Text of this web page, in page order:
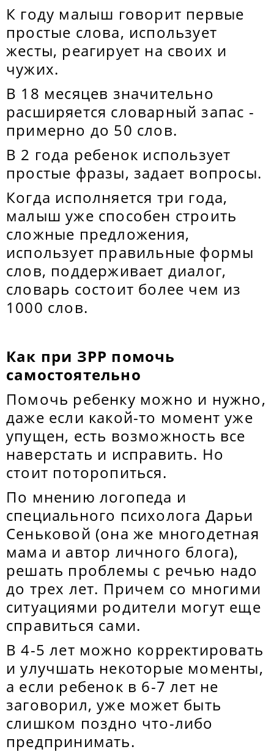
К году малыш говорит первые
простые слова, использует
жесты, реагирует на своих и
чужих.
В 18 месяцев значительно
расширяется словарный запас -
примерно до 50 слов.
В 2 года ребенок использует
простые фразы, задает вопросы.
Когда исполняется три года,
малыш уже способен строить
сложные предложения,
использует правильные формы
слов, поддерживает диалог,
словарь состоит более чем из
1000 слов.
Как при ЗРР помочь
самостоятельно
Помочь ребенку можно и нужно,
даже если какой-то момент уже
упущен, есть возможность все
наверстать и исправить. Но
стоит поторопиться.
По мнению логопеда и
специального психолога Дарьи
Сеньковой (она же многодетная
мама и автор личного блога),
решать проблемы с речью надо
до трех лет. Причем со многими
ситуациями родители могут еще
справиться сами.
В 4-5 лет можно корректировать
и улучшать некоторые моменты,
а если ребенок в 6-7 лет не
заговорил, уже может быть
слишком поздно что-либо
предпринимать.